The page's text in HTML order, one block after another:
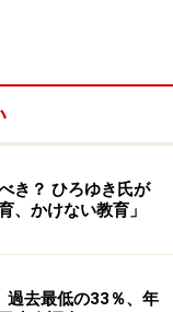
供の教育にお金
いう保証もあり
き？ ひろゆき氏が
、かけない教育」
過去最低の33％、年